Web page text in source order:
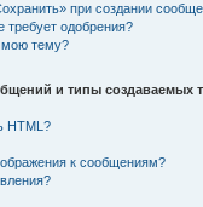
при создании
одобрения?
мою тему?
и типы создаваемых
HTML?
к сообщениям?